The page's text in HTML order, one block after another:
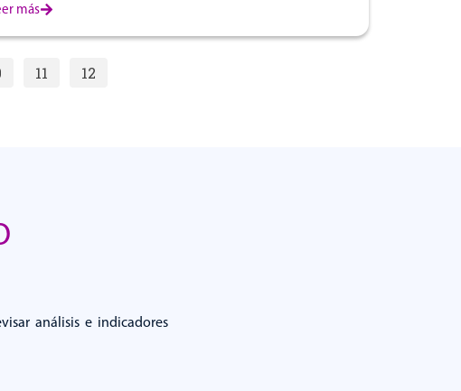
más
11 12
análisis e indicadores